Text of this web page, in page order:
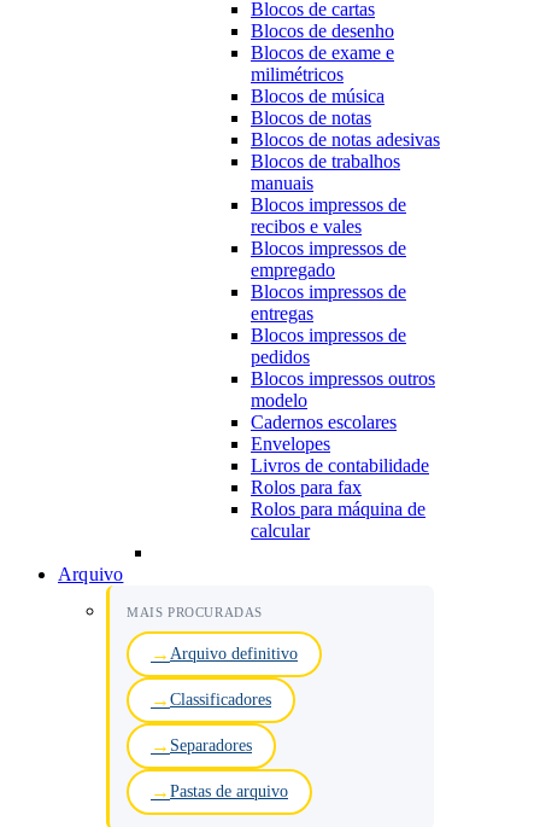
Blocos de cartas
Blocos de desenho
Blocos de exame e
milimétricos
Blocos de música
Blocos de notas
Blocos de notas adesivas
Blocos de trabalhos
manuais
Blocos impressos de
recibos e vales
Blocos impressos de
empregado
Blocos impressos de
entregas
Blocos impressos de
pedidos
Blocos impressos outros
modelo
Cadernos escolares
Envelopes
Livros de contabilidade
Rolos para fax
Rolos para máquina de
calcular
Arquivo
MAIS PROCURADAS
Arquivo definitivo
Classificadores
Separadores
Pastas de arquivo